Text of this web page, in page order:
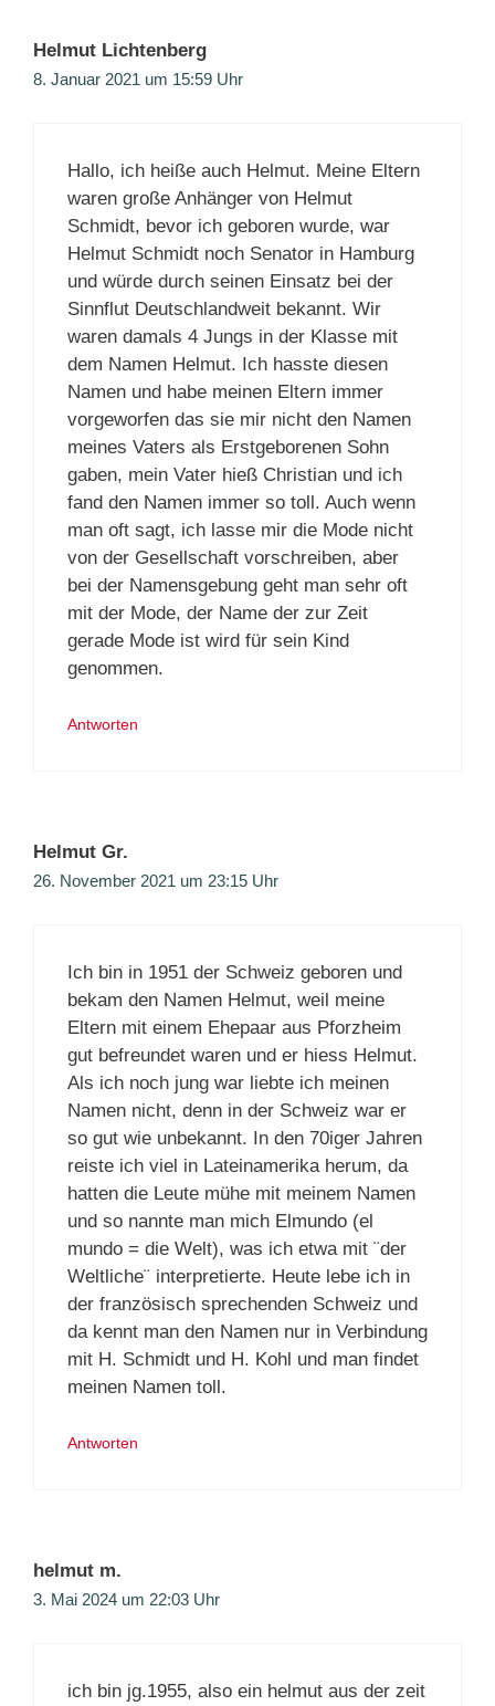
Helmut Lichtenberg
8. Januar 2021 um 15:59 Uhr
Hallo, ich heiße auch Helmut. Meine Eltern
waren große Anhänger von Helmut
Schmidt, bevor ich geboren wurde, war
Helmut Schmidt noch Senator in Hamburg
und würde durch seinen Einsatz bei der
Sinnflut Deutschlandweit bekannt. Wir
waren damals 4 Jungs in der Klasse mit
dem Namen Helmut. Ich hasste diesen
Namen und habe meinen Eltern immer
vorgeworfen das sie mir nicht den Namen
meines Vaters als Erstgeborenen Sohn
gaben, mein Vater hieß Christian und ich
fand den Namen immer so toll. Auch wenn
man oft sagt, ich lasse mir die Mode nicht
von der Gesellschaft vorschreiben, aber
bei der Namensgebung geht man sehr oft
mit der Mode, der Name der zur Zeit
gerade Mode ist wird für sein Kind
genommen.
Antworten
Helmut Gr.
26. November 2021 um 23:15 Uhr
Ich bin in 1951 der Schweiz geboren und
bekam den Namen Helmut, weil meine
Eltern mit einem Ehepaar aus Pforzheim
gut befreundet waren und er hiess Helmut.
Als ich noch jung war liebte ich meinen
Namen nicht, denn in der Schweiz war er
so gut wie unbekannt. In den 70iger Jahren
reiste ich viel in Lateinamerika herum, da
hatten die Leute mühe mit meinem Namen
und so nannte man mich Elmundo (el
mundo = die Welt), was ich etwa mit ¨der
Weltliche¨ interpretierte. Heute lebe ich in
der französisch sprechenden Schweiz und
da kennt man den Namen nur in Verbindung
mit H. Schmidt und H. Kohl und man findet
meinen Namen toll.
Antworten
helmut m.
3. Mai 2024 um 22:03 Uhr
ich bin jg.1955, also ein helmut aus der zeit